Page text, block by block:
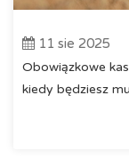
11 sie 2025
Obowiązkowe
kiedy będziesz